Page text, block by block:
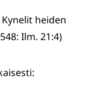
heiden
Ilm. 21:4)